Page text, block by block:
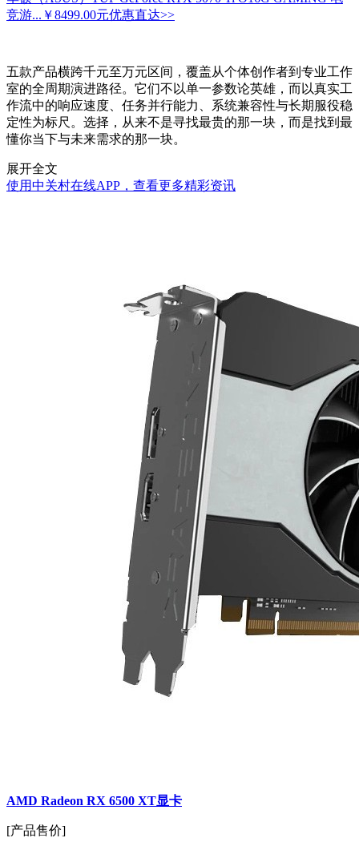
竞游... ￥8499.00元优惠直达>>
五款产品横跨千元至万元区间，覆盖从个体创作者到专业工作
室的全周期演进路径。它们不以单一参数论英雄，而以真实工
作流中的响应速度、任务并行能力、系统兼容性与长期服役稳
定性为标尺。选择，从来不是寻找最贵的那一块，而是找到最
懂你当下与未来需求的那一块。
展开全文
使用中关村在线APP，查看更多精彩资讯
AMD Radeon RX 6500 XT显卡
[产品售价]